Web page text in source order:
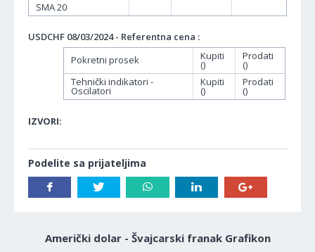
SMA 20
USDCHF 08/03/2024 - Referentna cena :
Pokretni prosek
Kupiti
()
Prodati
()
Tehnički indikatori -
Oscilatori
Kupiti
()
Prodati
()
IZVORI:
Podelite sa prijateljima
Američki dolar - Švajcarski franak Grafikon